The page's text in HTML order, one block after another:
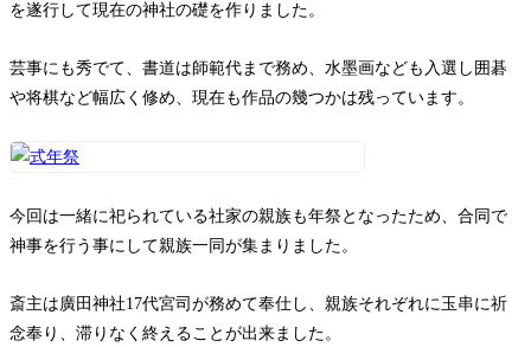
を遂行して現在の神社の礎を作りました。
芸事にも秀でて、書道は師範代まで務め、水墨画なども入選し囲碁
や将棋など幅広く修め、現在も作品の幾つかは残っています。
今回は一緒に祀られている社家の親族も年祭となったため、合同で
神事を行う事にして親族一同が集まりました。
斎主は廣田神社17代宮司が務めて奉仕し、親族それぞれに玉串に祈
念奉り、滞りなく終えることが出来ました。